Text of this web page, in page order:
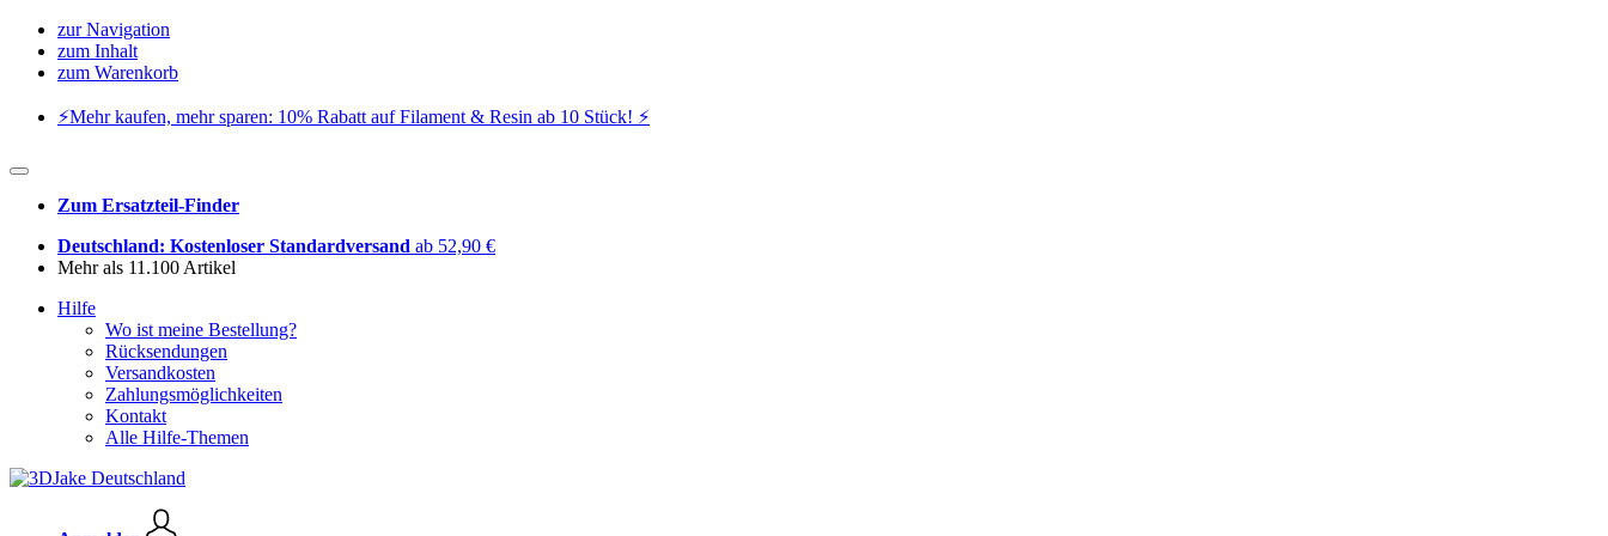
zur Navigation
zum Inhalt
zum Warenkorb
⚡️Mehr kaufen, mehr sparen: 10% Rabatt auf Filament & Resin ab 10 Stück! ⚡️
Zum Ersatzteil-Finder
Deutschland: Kostenloser Standardversand ab 52,90 €
Mehr als 11.100 Artikel
Hilfe
Wo ist meine Bestellung?
Rücksendungen
Versandkosten
Zahlungsmöglichkeiten
Kontakt
Alle Hilfe-Themen